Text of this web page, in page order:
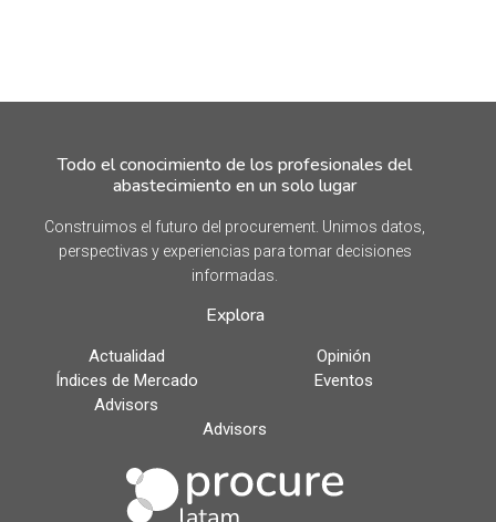
Todo el conocimiento de los profesionales del
abastecimiento en un solo lugar
Construimos el futuro del procurement. Unimos datos,
perspectivas y experiencias para tomar decisiones
informadas.
Explora
Actualidad
Opinión
Índices de Mercado
Eventos
Advisors
Advisors